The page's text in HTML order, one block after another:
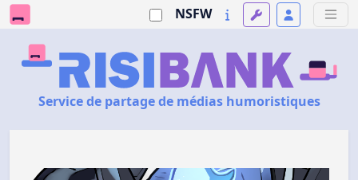
NSFW
Service de partage de médias humoristiques